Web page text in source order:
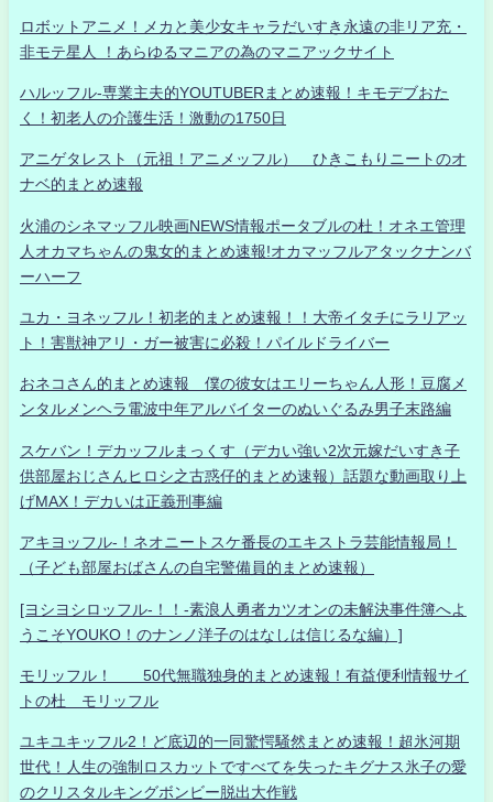
ロボットアニメ！メカと美少女キャラだいすき永遠の非リア充・
非モテ星人 ！あらゆるマニアの為のマニアックサイト
ハルッフル-専業主夫的YOUTUBERまとめ速報！キモデブおた
く！初老人の介護生活！激動の1750日
アニゲタレスト（元祖！アニメッフル） ひきこもりニートのオ
ナベ的まとめ速報
火浦のシネマッフル映画NEWS情報ポータブルの杜！オネエ管理
人オカマちゃんの鬼女的まとめ速報!オカマッフルアタックナンバ
ーハーフ
ユカ・ヨネッフル！初老的まとめ速報！！大帝イタチにラリアッ
ト！害獣神アリ・ガー被害に必殺！パイルドライバー
おネコさん的まとめ速報 僕の彼女はエリーちゃん人形！豆腐メ
ンタルメンヘラ電波中年アルバイターのぬいぐるみ男子末路編
スケバン！デカッフルまっくす（デカい強い2次元嫁だいすき子
供部屋おじさんヒロシ之古惑仔的まとめ速報）話題な動画取り上
げMAX！デカいは正義刑事編
アキヨッフル-！ネオニートスケ番長のエキストラ芸能情報局！
（子ども部屋おばさんの自宅警備員的まとめ速報）
[ヨシヨシロッフル-！！-素浪人勇者カツオンの未解決事件簿へよ
うこそYOUKO！のナンノ洋子のはなしは信じるな編）]
モリッフル！ 50代無職独身的まとめ速報！有益便利情報サイ
トの杜 モリッフル
ユキユキッフル2！ど底辺的一同驚愕騒然まとめ速報！超氷河期
世代！人生の強制ロスカットですべてを失ったキグナス氷子の愛
のクリスタルキングボンビー脱出大作戦